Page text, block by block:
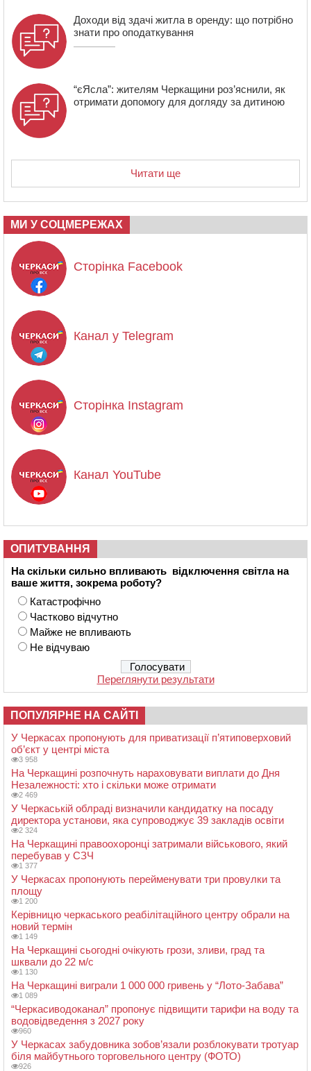
Доходи від здачі житла в оренду: що потрібно
знати про оподаткування
“єЯсла”: жителям Черкащини роз’яснили, як
отримати допомогу для догляду за дитиною
Читати ще
МИ У СОЦМЕРЕЖАХ
Сторінка Facebook
Канал у Telegram
Сторінка Instagram
Канал YouTube
ОПИТУВАННЯ
На скільки сильно впливають відключення світла на
ваше життя, зокрема роботу?
Катастрофічно
Частково відчутно
Майже не впливають
Не відчуваю
Переглянути результати
ПОПУЛЯРНЕ НА САЙТІ
У Черкасах пропонують для приватизації п’ятиповерховий
об’єкт у центрі міста
3 958
На Черкащині розпочнуть нараховувати виплати до Дня
Незалежності: хто і скільки може отримати
2 469
У Черкаській облраді визначили кандидатку на посаду
директора установи, яка супроводжує 39 закладів освіти
2 324
На Черкащині правоохоронці затримали військового, який
перебував у СЗЧ
1 377
У Черкасах пропонують перейменувати три провулки та
площу
1 200
Керівницю черкаського реабілітаційного центру обрали на
новий термін
1 149
На Черкащині сьогодні очікують грози, зливи, град та
шквали до 22 м/с
1 130
На Черкащині виграли 1 000 000 гривень у “Лото-Забава”
1 089
“Черкасиводоканал” пропонує підвищити тарифи на воду та
водовідведення з 2027 року
960
У Черкасах забудовника зобов’язали розблокувати тротуар
біля майбутнього торговельного центру (ФОТО)
926